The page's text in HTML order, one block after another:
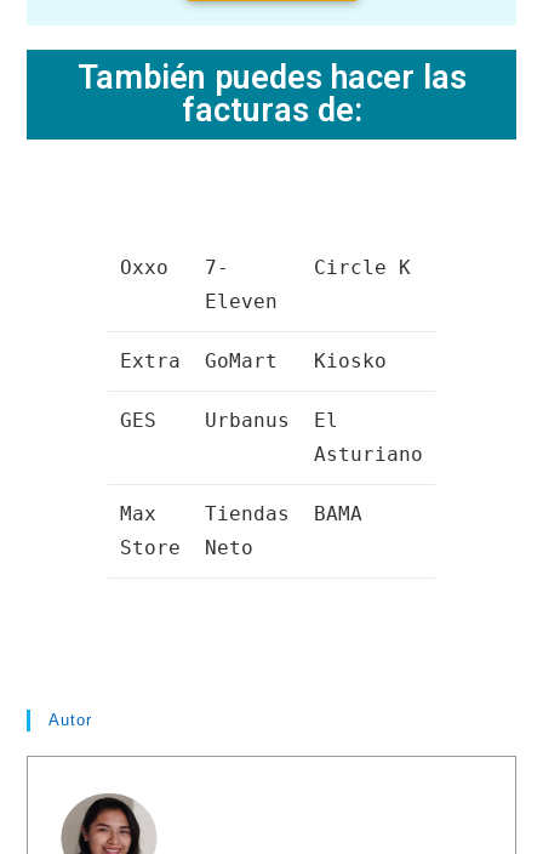
También puedes hacer las
facturas de:
Oxxo
7-
Eleven
Circle K
Extra GoMart Kiosko
GES Urbanus
El
Asturiano
Max
Store
Tiendas
Neto
BAMA
Autor